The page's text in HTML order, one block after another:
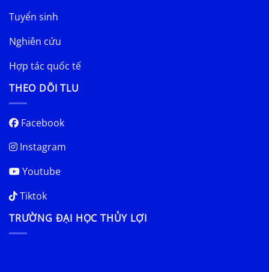
Tuyển sinh
Nghiên cứu
Hợp tác quốc tế
THEO DÕI TLU
Facebook
Instagram
Youtube
Tiktok
TRƯỜNG ĐẠI HỌC THỦY LỢI